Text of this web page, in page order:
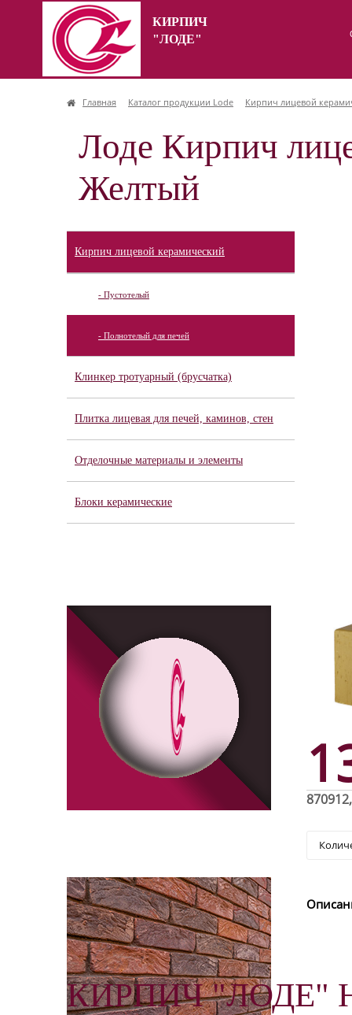
КИРПИЧ
"ЛОДЕ"
Главная Каталог продукции Lode Кирпич лицевой
Лоде Кирпич
Желтый
Кирпич лицевой керамический
- Пустотелый
- Полнотелый для печей
Клинкер тротуарный (брусчатка)
Плитка лицевая для печей, каминов, стен
Отделочные материалы и элементы
Блоки керамические
КИРПИЧ "ЛОДЕ"